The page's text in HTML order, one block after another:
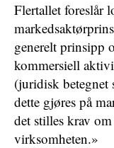
Flertallet foreslår
generelt prinsipp
kommersiell
(juridisk
dette gjøres på
det stilles krav
virksomheten.»